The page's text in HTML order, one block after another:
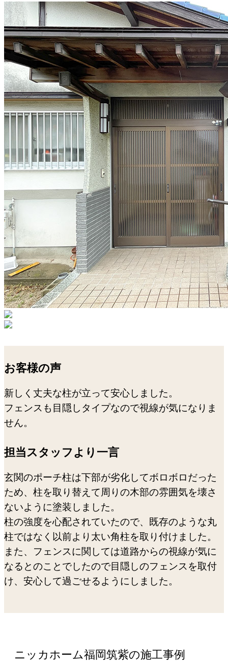
お客様の声
新しく丈夫な柱が立って安心しました。
フェンスも目隠しタイプなので視線が気になりま
せん。
担当スタッフより一言
玄関のポーチ柱は下部が劣化してボロボロだった
ため、柱を取り替えて周りの木部の雰囲気を壊さ
ないように塗装しました。
柱の強度を心配されていたので、既存のような丸
柱ではなく以前より太い角柱を取り付けました。
また、フェンスに関しては道路からの視線が気に
なるとのことでしたので目隠しのフェンスを取付
け、安心して過ごせるようにしました。
ニッカホーム福岡筑紫の施工事例